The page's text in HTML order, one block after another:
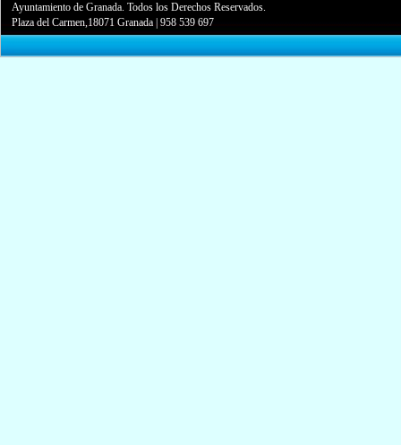
Ayuntamiento de Granada. Todos los Derechos Reservados.
Plaza del Carmen,18071 Granada |958 539 697